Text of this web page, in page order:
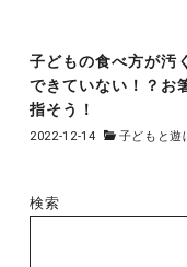
子どもの食べ方が汚
できていない！？お
指そう！
2022-12-14 子どもと遊
検索